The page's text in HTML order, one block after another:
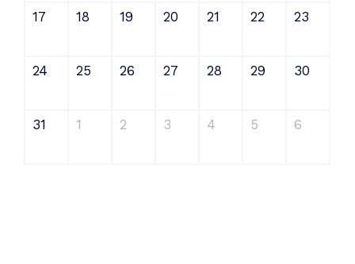
17 18 19 20 21 22 23
24 25 26 27 28 29 30
31 1 2 3 4 5 6